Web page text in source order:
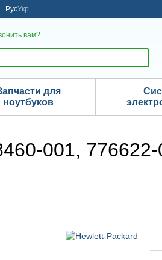
РусУкр
вам?
для
ноутбуков
001,